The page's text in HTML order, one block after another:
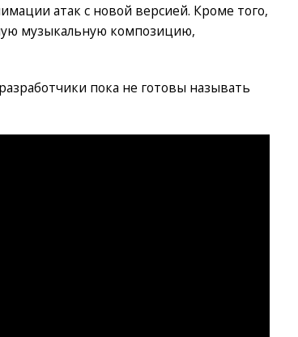
атак с новой версией. Кроме того,
музыкальную композицию,
пока не готовы называть